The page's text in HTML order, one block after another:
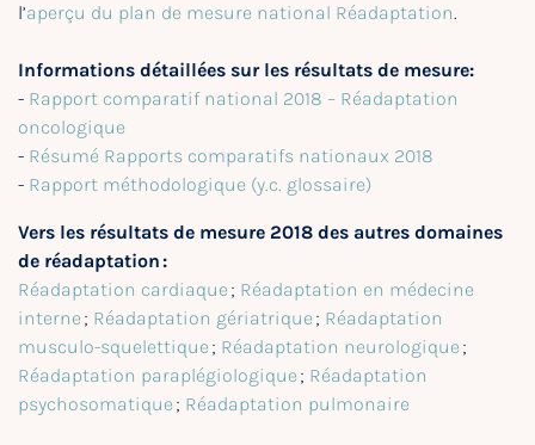
l’aperçu du plan de mesure national Réadaptation.
Informations détaillées sur les résultats de mesure:
- Rapport comparatif national 2018 – Réadaptation
oncologique
- Résumé Rapports comparatifs nationaux 2018
- Rapport méthodologique (y.c. glossaire)
Vers les résultats de mesure 2018 des autres domaines
de réadaptation :
Réadaptation cardiaque ; Réadaptation en médecine
interne ; Réadaptation gériatrique ; Réadaptation
musculo-squelettique ; Réadaptation neurologique ;
Réadaptation paraplégiologique ; Réadaptation
psychosomatique ; Réadaptation pulmonaire